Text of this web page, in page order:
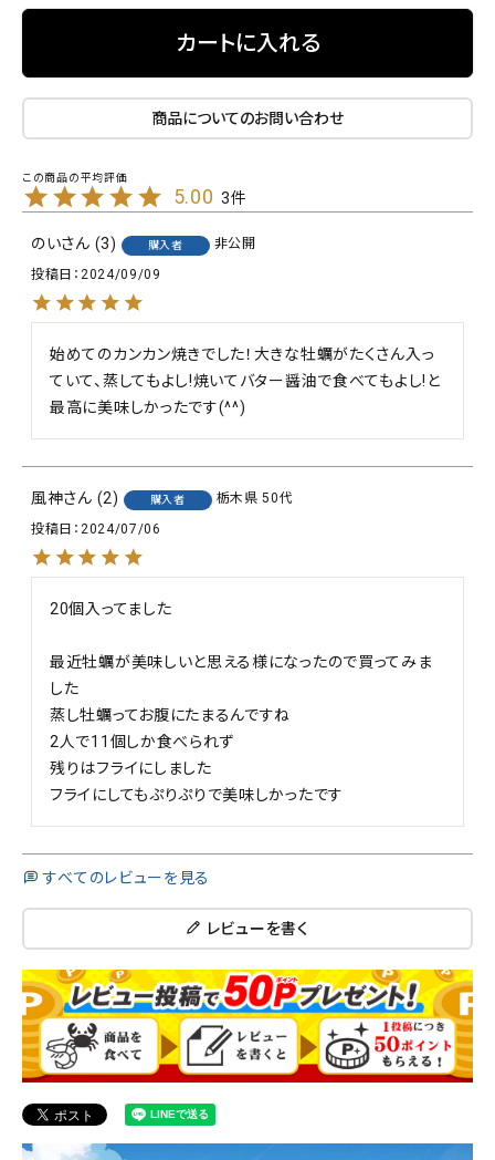
カートに入れる
商品についてのお問い合わせ
5.00 3
のい 3 購入者
非公開
投稿日
2024/09/09
始めてのカンカン焼きでした！大きな牡蠣がたくさん入っ
ていて、蒸してもよし!焼いてバター醤油で食べてもよし!と
最高に美味しかったです(^^)
風神 2 購入者 栃木県 50代
投稿日
2024/07/06
20個入ってました
最近牡蠣が美味しいと思える様になったので買ってみま
した
蒸し牡蠣ってお腹にたまるんですね
2人で11個しか食べられず
残りはフライにしました
フライにしてもぷりぷりで美味しかったです
すべてのレビューを見る
レビューを書く